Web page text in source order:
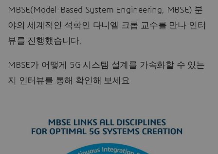
MBSE(Model-Based System Engineering, MBSE) 분
야의 세계적인 석학인 다니엘 크롭 교수를 만나 인터
뷰를 진행했습니다.
MBSE가 어떻게 5G 시스템 설계를 가속화할 수 있는
지 인터뷰를 통해 확인해 보세요.